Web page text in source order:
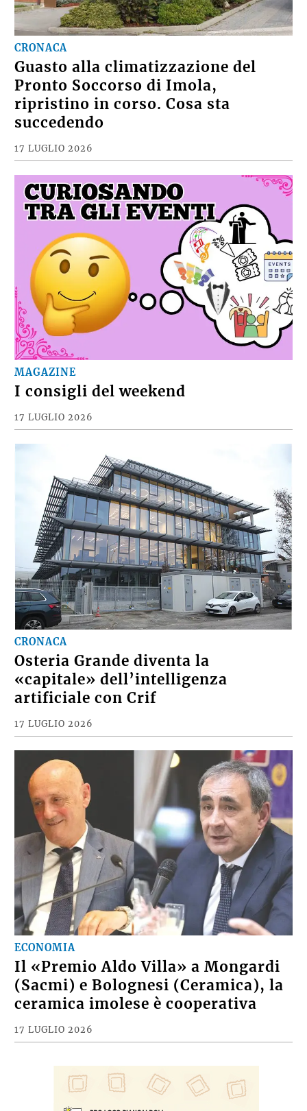
CRONACA
Guasto alla climatizzazione del
Pronto Soccorso di Imola,
ripristino in corso. Cosa sta
succedendo
17 LUGLIO 2026
MAGAZINE
I consigli del weekend
17 LUGLIO 2026
CRONACA
Osteria Grande diventa la
«capitale» dell’intelligenza
artificiale con Crif
17 LUGLIO 2026
ECONOMIA
Il «Premio Aldo Villa» a Mongardi
(Sacmi) e Bolognesi (Ceramica), la
ceramica imolese è cooperativa
17 LUGLIO 2026